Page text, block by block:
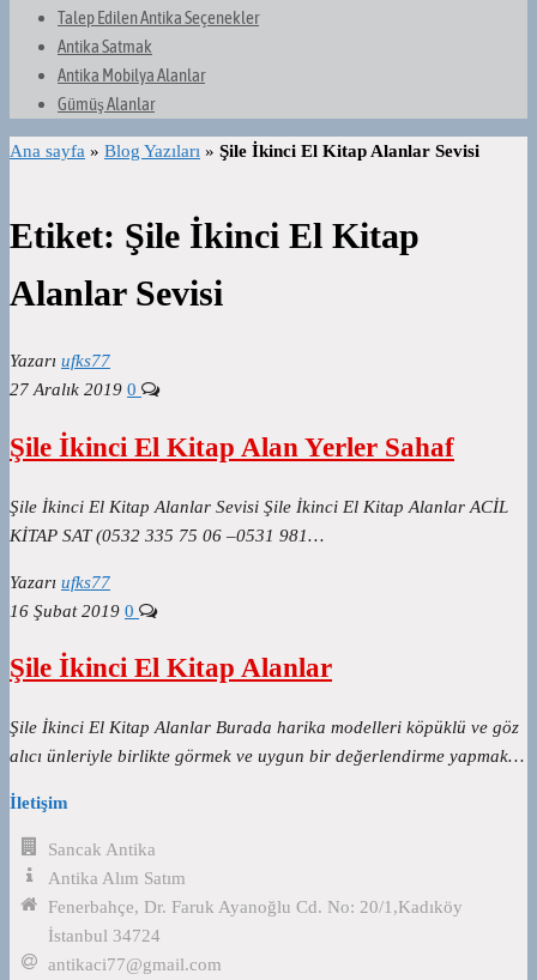
Talep Edilen Antika Seçenekler
Antika Satmak
Antika Mobilya Alanlar
Gümüş Alanlar
Ana sayfa » Blog Yazıları » Şile İkinci El Kitap Alanlar Sevisi
Etiket: Şile İkinci El Kitap
Alanlar Sevisi
Yazarı ufks77
27 Aralık 2019 0
Şile İkinci El Kitap Alan Yerler Sahaf
Şile İkinci El Kitap Alanlar Sevisi Şile İkinci El Kitap Alanlar ACİL
KİTAP SAT (0532 335 75 06 –0531 981…
Yazarı ufks77
16 Şubat 2019 0
Şile İkinci El Kitap Alanlar
Şile İkinci El Kitap Alanlar Burada harika modelleri köpüklü ve göz
alıcı ünleriyle birlikte görmek ve uygun bir değerlendirme yapmak…
İletişim
Sancak Antika
Antika Alım Satım
Fenerbahçe, Dr. Faruk Ayanoğlu Cd. No: 20/1,Kadıköy
İstanbul 34724
antikaci77@gmail.com